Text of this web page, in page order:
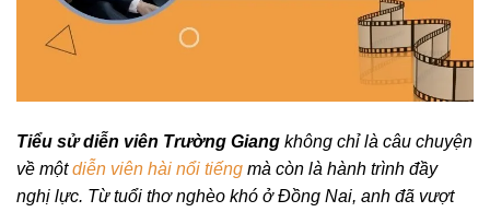
Tiểu sử diễn viên Trường Giang không chỉ là câu chuyện
về mộtdiễn viên hài nổi tiếng mà còn là hành trình đầy
nghị lực. Từ tuổi thơ nghèo khó ở Đồng Nai, anh đã vượt